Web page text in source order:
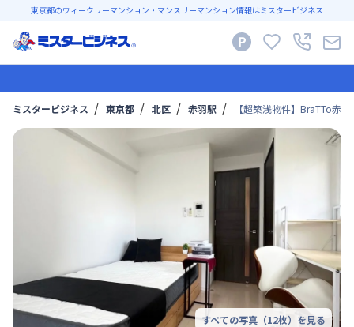
東京都のウィークリーマンション・マンスリーマンション情報はミスタービジネス
ミスタービジネス 東京都 北区 赤羽駅 【超築浅物件】BraTTo赤
すべての写真（12枚）を見る